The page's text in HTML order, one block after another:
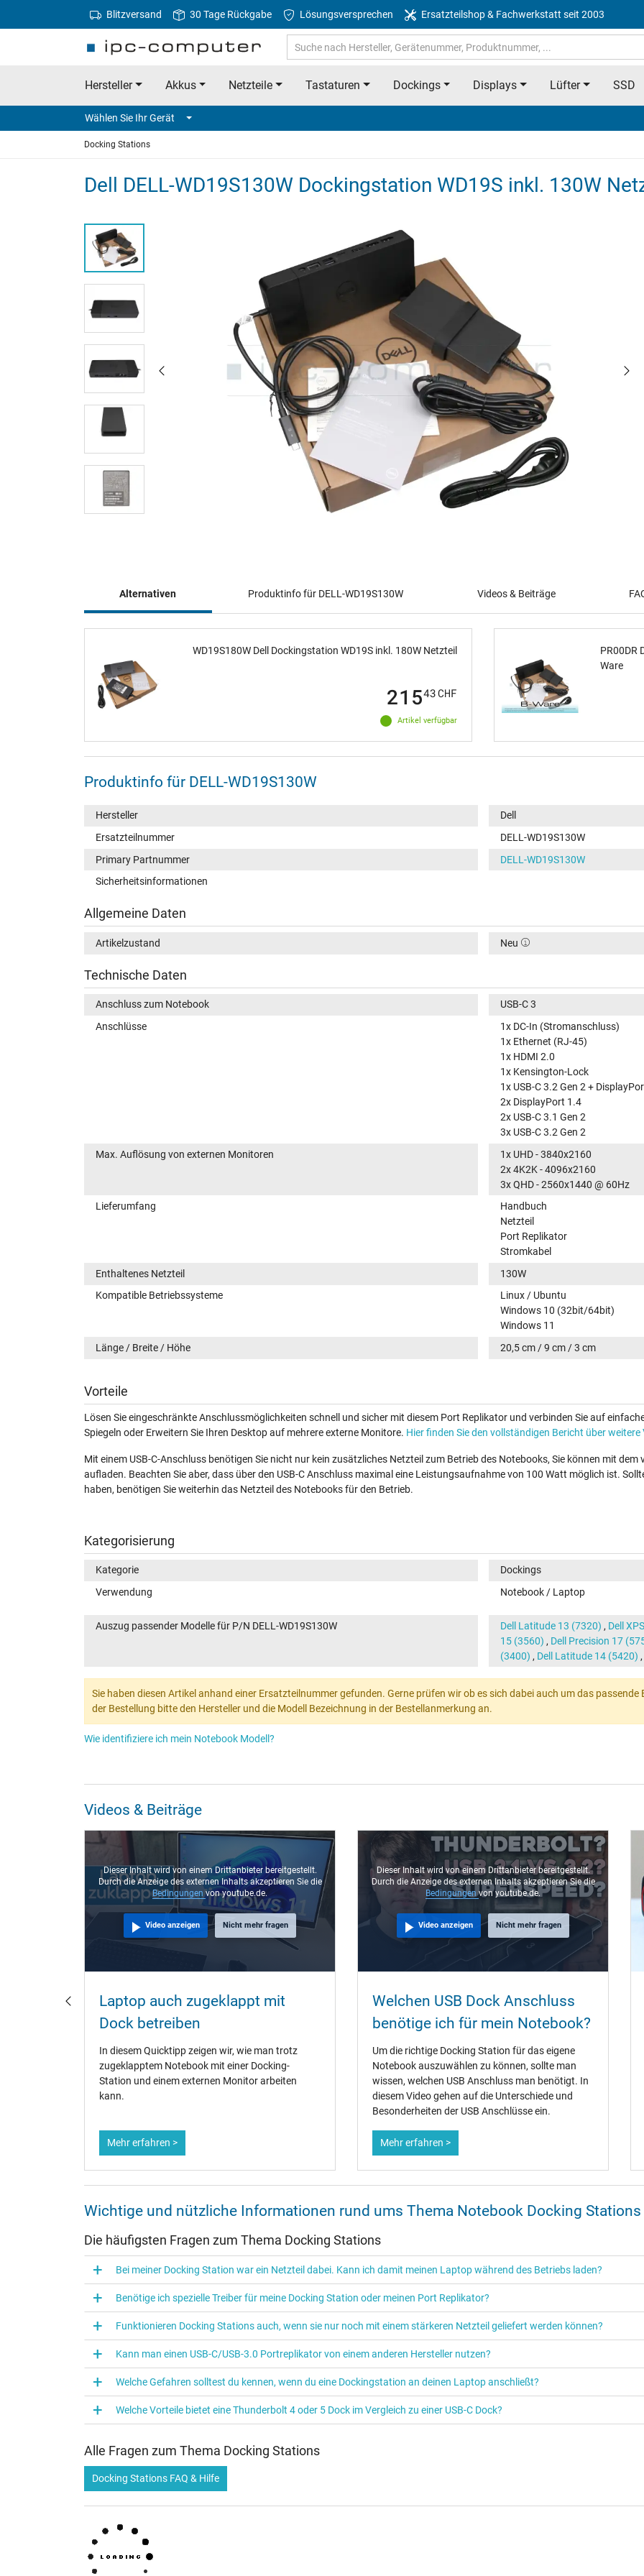
Blitzversand 30 Tage Rückgabe Lösungsversprechen Ersatzteilshop & Fachwerkstatt seit 2003
Hersteller Akkus Netzteile Tastaturen Dockings Displays Lüfter SSD
Wählen Sie Ihr Gerät
Docking Stations
Dell DELL-WD19S130W Dockingstation WD19S inkl. 130W
Alternativen Produktinfo für DELL-WD19S130W Videos & Beiträge
WD19S180W Dell Dockingstation WD19S inkl. 180W Netzteil
Artikel verfügbar
21543CHF
PR00DR
Ware
Produktinfo für DELL-WD19S130W
Hersteller
Dell
Ersatzteilnummer
DELL-WD19S130W
Primary Partnummer
DELL-WD19S130W
Sicherheitsinformationen
Allgemeine Daten
Artikelzustand Neu
Technische Daten
Anschluss zum Notebook
USB-C 3
Anschlüsse
1x DC-In (Stromanschluss)
1x Ethernet (RJ-45)
1x HDMI 2.0
1x Kensington-Lock
1x USB-C 3.2 Gen 2 +
2x DisplayPort 1.4
2x USB-C 3.1 Gen 2
3x USB-C 3.2 Gen 2
Max. Auflösung von externen Monitoren
1x UHD - 3840x2160
2x 4K2K - 4096x2160
3x QHD - 2560x1440 @ 60Hz
Lieferumfang
Handbuch
Netzteil
Port Replikator
Stromkabel
Enthaltenes Netzteil
130W
Kompatible Betriebssysteme
Linux / Ubuntu
Windows 10 (32bit/64bit)
Windows 11
Länge / Breite / Höhe
20,5 cm / 9 cm / 3 cm
Vorteile
Lösen Sie eingeschränkte Anschlussmöglichkeiten schnell und sicher mit diesem Port Replikator und verbinden Sie auf
Spiegeln oder Erweitern Sie Ihren Desktop auf mehrere externe Monitore. Hier finden Sie den vollständigen Bericht über weitere
Mit einem USB-C-Anschluss benötigen Sie nicht nur kein zusätzliches Netzteil zum Betrieb des Notebooks, Sie können mit
aufladen. Beachten Sie aber, dass über den USB-C Anschluss maximal eine Leistungsaufnahme von 100 Watt möglich ist.
haben, benötigen Sie weiterhin das Netzteil des Notebooks für den Betrieb.
Kategorisierung
Kategorie
Dockings
Verwendung
Notebook / Laptop
Auszug passender Modelle für P/N DELL-WD19S130W Dell Latitude 13 (7320) , Dell
15 (3560) , Dell Precision 17
(3400) , Dell Latitude 14 (5420) ,
Sie haben diesen Artikel anhand einer Ersatzteilnummer gefunden. Gerne prüfen wir ob es sich dabei auch um das
der Bestellung bitte den Hersteller und die Modell Bezeichnung in der Bestellanmerkung an.
Wie identifiziere ich mein Notebook Modell?
Videos & Beiträge
Dieser Inhalt wird von einem Drittanbieter bereitgestellt.
Durch die Anzeige des externen Inhalts akzeptieren Sie die
Bedingungenvon youtube.de.
Video anzeigen Nicht mehr fragen
Laptop auch zugeklappt mit
Dock betreiben
In diesem Quicktipp zeigen wir, wie man trotz
zugeklapptem Notebook mit einer Docking-
Station und einem externen Monitor arbeiten
kann.
Mehr erfahren >
Dieser Inhalt wird von einem Drittanbieter bereitgestellt.
Durch die Anzeige des externen Inhalts akzeptieren Sie die
Bedingungenvon youtube.de.
Video anzeigen Nicht mehr fragen
Welchen USB Dock Anschluss
benötige ich für mein Notebook?
Um die richtige Docking Station für das eigene
Notebook auszuwählen zu können, sollte man
wissen, welchen USB Anschluss man benötigt. In
diesem Video gehen auf die Unterschiede und
Besonderheiten der USB Anschlüsse ein.
Mehr erfahren >
Wichtige und nützliche Informationen rund ums Thema Notebook Docking Stations
Die häufigsten Fragen zum Thema Docking Stations
Bei meiner Docking Station war ein Netzteil dabei. Kann ich damit meinen Laptop während des Betriebs laden?
Benötige ich spezielle Treiber für meine Docking Station oder meinen Port Replikator?
Funktionieren Docking Stations auch, wenn sie nur noch mit einem stärkeren Netzteil geliefert werden können?
Kann man einen USB-C/USB-3.0 Portreplikator von einem anderen Hersteller nutzen?
Welche Gefahren solltest du kennen, wenn du eine Dockingstation an deinen Laptop anschließt?
Welche Vorteile bietet eine Thunderbolt 4 oder 5 Dock im Vergleich zu einer USB-C Dock?
Alle Fragen zum Thema Docking Stations
Docking Stations FAQ & Hilfe